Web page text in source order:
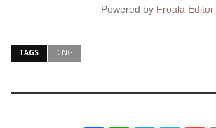
Powered by Froala Editor
TAGS CNG